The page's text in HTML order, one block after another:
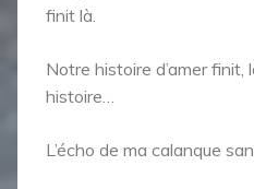
finit là.
Notre histoire d’amer finit,
histoire…
L’écho de ma calanque